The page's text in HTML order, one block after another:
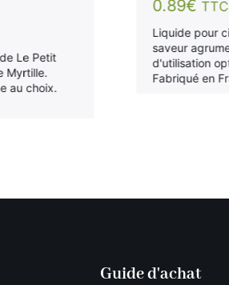
Le Petit
Myrtille.
au choix.
0.89€ TTC
Liquide pour
saveur
d'utilisation
Fabriqué en
Guide d'achat